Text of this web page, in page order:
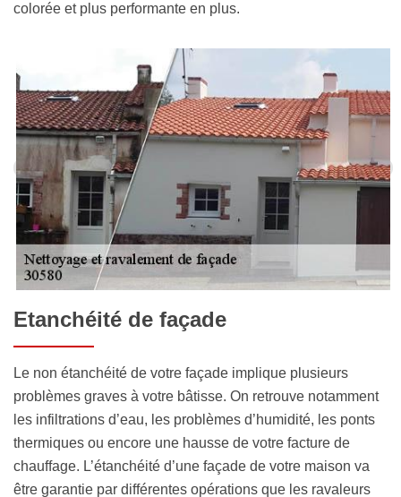
colorée et plus performante en plus.
Etanchéité de façade
Le non étanchéité de votre façade implique plusieurs
problèmes graves à votre bâtisse. On retrouve notamment
les infiltrations d’eau, les problèmes d’humidité, les ponts
thermiques ou encore une hausse de votre facture de
chauffage. L’étanchéité d’une façade de votre maison va
être garantie par différentes opérations que les ravaleurs